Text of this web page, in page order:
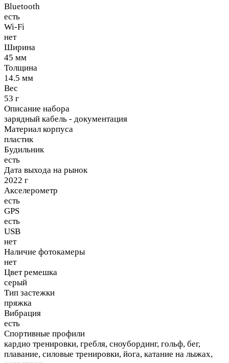
Bluetooth
есть
Wi-Fi
нет
Ширина
45 мм
Толщина
14.5 мм
Вес
53 г
Описание набора
зарядный кабель - документация
Материал корпуса
пластик
Будильник
есть
Дата выхода на рынок
2022 г
Акселерометр
есть
GPS
есть
USB
нет
Наличие фотокамеры
нет
Цвет ремешка
серый
Тип застежки
пряжка
Вибрация
есть
Спортивные профили
кардио тренировки, гребля, сноубординг, гольф, бег,
плавание, силовые тренировки, йога, катание на лыжах,